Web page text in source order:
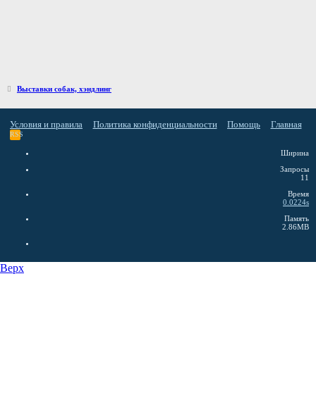
Выставки собак, хэндлинг
Условия и правила Политика конфиденциальности Помощь Главная
RSS
Ширина
Запросы
11
Время
0.0224s
Память
2.86MB
Верх